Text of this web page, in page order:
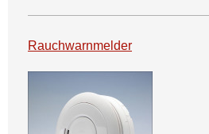
Rauchwarnmelder